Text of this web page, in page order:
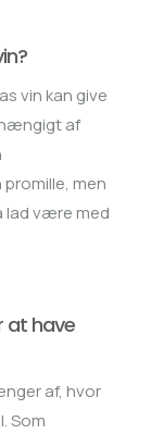
vin kan give
af
men
lad være med
at have
af, hvor
Som